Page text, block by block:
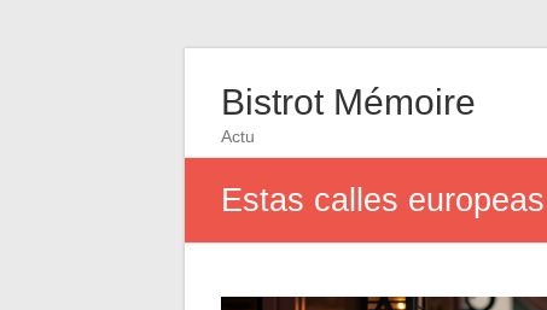
Bistrot Mémoire
Actu
Estas calles